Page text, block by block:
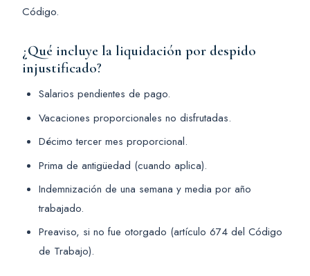
Código.
¿Qué incluye la liquidación por despido
injustificado?
Salarios pendientes de pago.
Vacaciones proporcionales no disfrutadas.
Décimo tercer mes proporcional.
Prima de antigüedad (cuando aplica).
Indemnización de una semana y media por año
trabajado.
Preaviso, si no fue otorgado (artículo 674 del Código
de Trabajo).